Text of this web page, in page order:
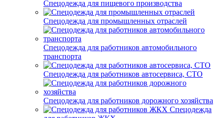
Спецодежда для пищевого производства
Спецодежда для промышленных отраслей
Спецодежда для работников автомобильного
транспорта
Спецодежда для работников автосервиса, СТО
Спецодежда для работников дорожного хозяйства
Спецодежда